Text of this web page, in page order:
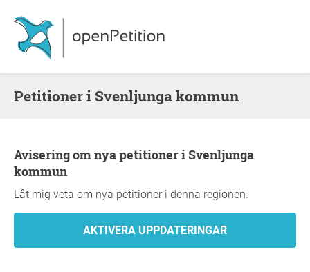
Petitioner i Svenljunga kommun
Avisering om nya petitioner i Svenljunga
kommun
Låt mig veta om nya petitioner i denna regionen.